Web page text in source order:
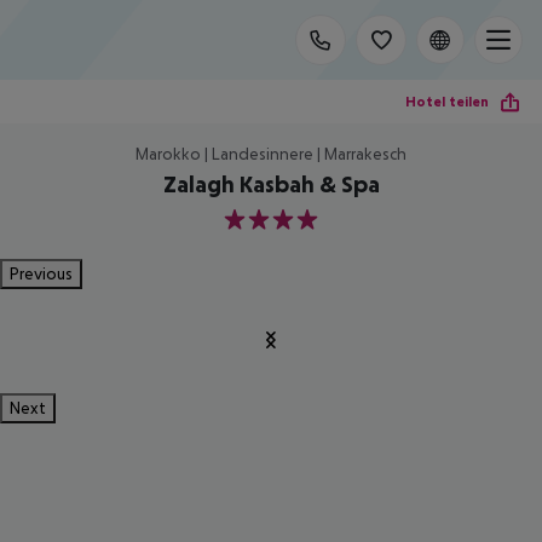
Hotel teilen
Marokko | Landesinnere | Marrakesch
Zalagh Kasbah & Spa
4
Previous
Next